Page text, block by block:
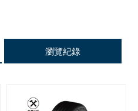
瀏覽紀錄